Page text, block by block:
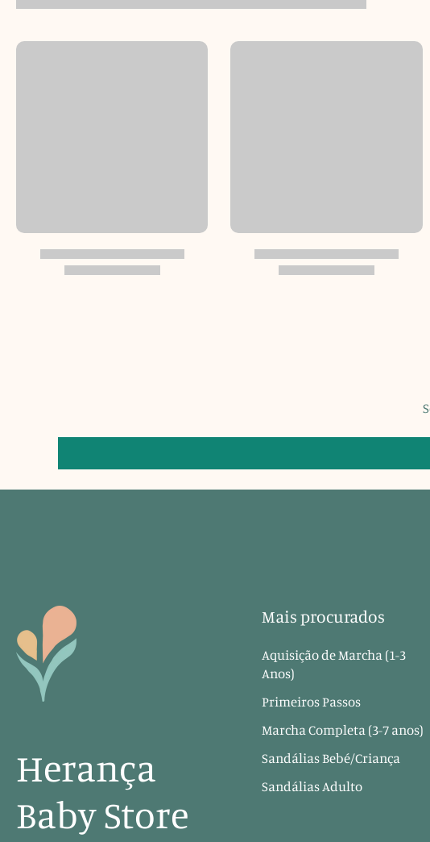
Herança
Baby Store
Mais procurados
Aquisição de Marcha (1-3
Anos)
Primeiros Passos
Marcha Completa (3-7 anos)
Sandálias Bebé/Criança
Sandálias Adulto